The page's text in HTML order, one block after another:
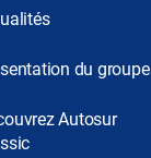
du groupe
Autosur